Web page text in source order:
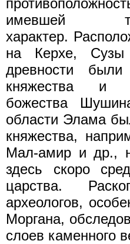
имевшей
характер.
на Керхе,
древности
княжества и
божества
области Элама
княжества,
Мал-амир и др.,
здесь скоро
царства.
археологов,
Моргана,
слоев каменного